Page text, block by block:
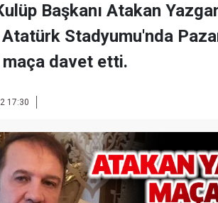
Başkanı Atakan
Stadyumu'nda
davet etti.
17:30